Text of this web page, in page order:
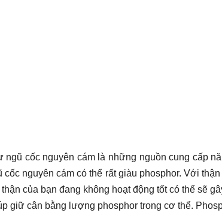
ngũ cốc nguyên cám là những nguồn cung cấp
nguyên cám có thể rất giàu phosphor. Với
của bạn đang không hoạt động tốt có thể sẽ
giữ cân bằng lượng phosphor trong cơ thể.